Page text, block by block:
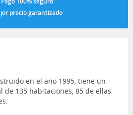
precio garantizado
en el año 1995, tiene un
de 135 habitaciones, 85 de ellas